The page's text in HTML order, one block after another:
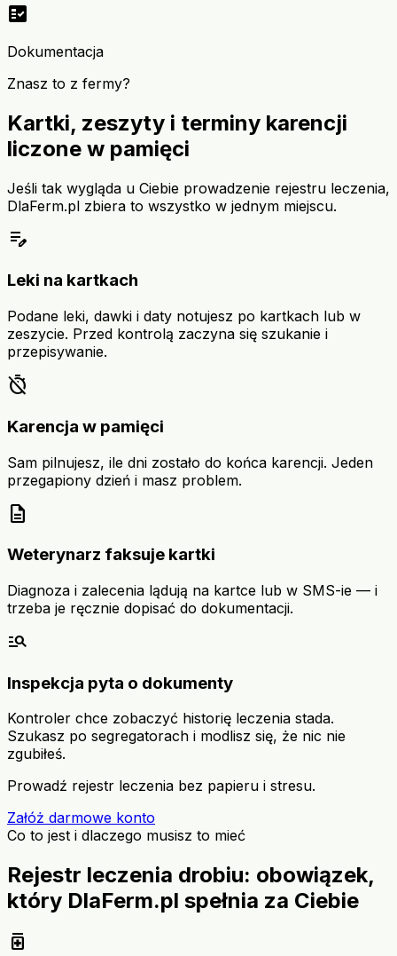
fact_check
Dokumentacja
Znasz to z fermy?
Kartki, zeszyty i terminy karencji
liczone w pamięci
Jeśli tak wygląda u Ciebie prowadzenie rejestru leczenia,
DlaFerm.pl zbiera to wszystko w jednym miejscu.
edit_note
Leki na kartkach
Podane leki, dawki i daty notujesz po kartkach lub w
zeszycie. Przed kontrolą zaczyna się szukanie i
przepisywanie.
timer_off
Karencja w pamięci
Sam pilnujesz, ile dni zostało do końca karencji. Jeden
przegapiony dzień i masz problem.
description
Weterynarz faksuje kartki
Diagnoza i zalecenia lądują na kartce lub w SMS-ie — i
trzeba je ręcznie dopisać do dokumentacji.
manage_search
Inspekcja pyta o dokumenty
Kontroler chce zobaczyć historię leczenia stada.
Szukasz po segregatorach i modlisz się, że nic nie
zgubiłeś.
Prowadź rejestr leczenia bez papieru i stresu.
Załóż darmowe konto
Co to jest i dlaczego musisz to mieć
Rejestr leczenia drobiu: obowiązek,
który DlaFerm.pl spełnia za Ciebie
medication